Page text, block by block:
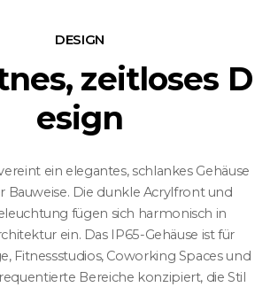
DESIGN
zeitloses D
esign
ein elegantes, schlankes Gehäuse
Bauweise. Die dunkle Acrylfront und
fügen sich harmonisch in
ein. Das IP65-Gehäuse ist für
Fitnessstudios, Coworking Spaces und
Bereiche konzipiert, die Stil